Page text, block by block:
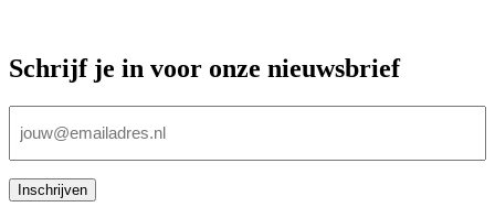
Schrijf je in voor onze nieuwsbrief
mailadres
Inschrijven